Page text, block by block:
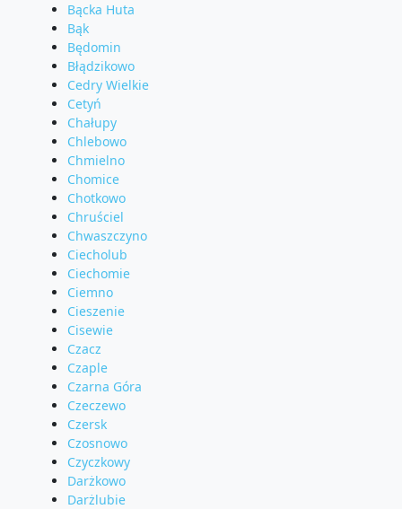
Bącka Huta
Bąk
Będomin
Błądzikowo
Cedry Wielkie
Cetyń
Chałupy
Chlebowo
Chmielno
Chomice
Chotkowo
Chruściel
Chwaszczyno
Ciecholub
Ciechomie
Ciemno
Cieszenie
Cisewie
Czacz
Czaple
Czarna Góra
Czeczewo
Czersk
Czosnowo
Czyczkowy
Darżkowo
Darżlubie